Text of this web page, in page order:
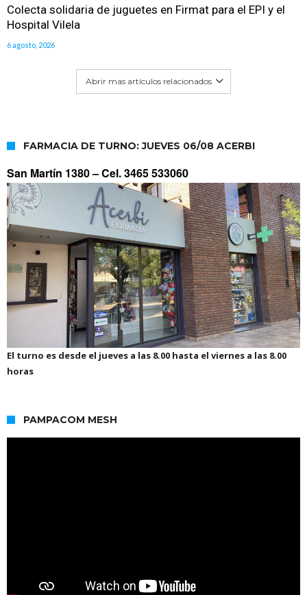
Colecta solidaria de juguetes en Firmat para el EPI y el
Hospital Vilela
6 agosto, 2026
Abrir mas artículos relacionados
FARMACIA DE TURNO: JUEVES 06/08 ACERBI
San Martín 1380 –Cel. 3465 533060
El turno es desde el jueves a las 8.00 hasta el viernes a las 8.00
horas
PAMPACOM MESH